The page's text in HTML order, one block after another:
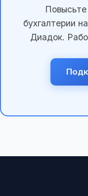
бухгалтерии
Диадок.